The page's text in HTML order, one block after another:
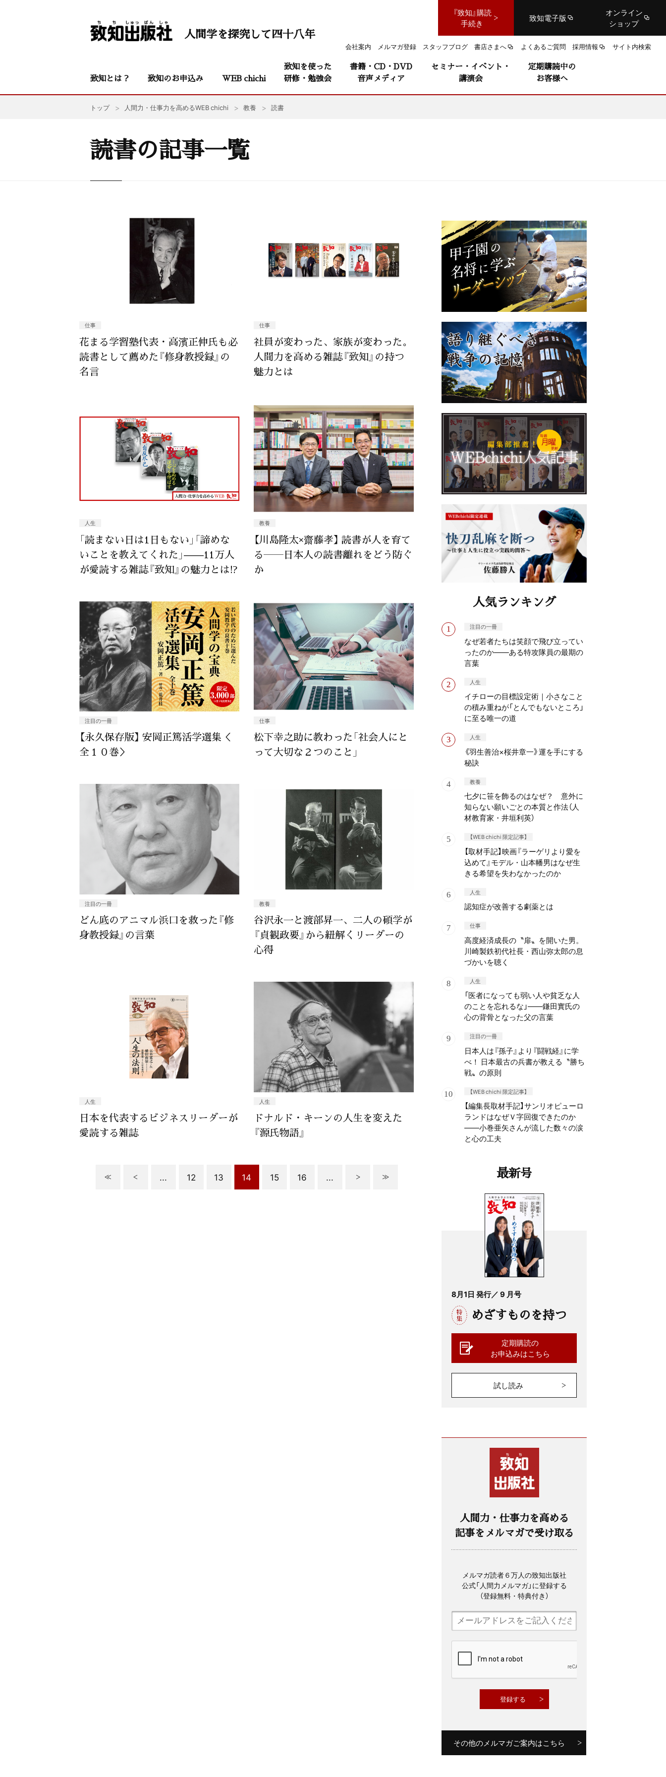
『致知』購読
手続き
致知電子版
オンライン
ショップ
会社案内 メルマガ登録 スタッフブログ 書店さまへ よくあるご質問 採用情報 サイト内検索
人間学を探究して四十八年
致知とは？ 致知のお申込み WEB chichi
致知を使った
研修・勉強会
書籍・CD・DVD
音声メディア
セミナー・イベント・
講演会
定期購読中の
お客様へ
トップ 人間力・仕事力を高めるWEB chichi 教養 読書
読書の記事一覧
仕事
花まる学習塾代表・高濱正伸氏も必
読書として薦めた『修身教授録』の
名言
仕事
社員が変わった、家族が変わった。
人間力を高める雑誌『致知』の持つ
魅力とは
人生
「読まない日は1日もない」「諦めな
いことを教えてくれた」——11万人
が愛読する雑誌『致知』の魅力とは!?
教養
【川島隆太×齋藤孝】 読書が人を育て
る――日本人の読書離れをどう防ぐ
か
注目の一冊
【永久保存版】 安岡正篤活学選集＜
全１０巻＞
仕事
松下幸之助に教わった「社会人にと
って大切な２つのこと」
注目の一冊
どん底のアニマル浜口を救った『修
身教授録』の言葉
教養
谷沢永一と渡部昇一、二人の碩学が
『貞観政要』から紐解くリーダーの
心得
人生
日本を代表するビジネスリーダーが
愛読する雑誌
人生
ドナルド・キーンの人生を変えた
『源氏物語』
... 12 13 14 15 16 ...
人気ランキング
注目の一冊
なぜ若者たちは笑顔で飛び立ってい
ったのか——ある特攻隊員の最期の
言葉
人生
イチローの目標設定術｜小さなこと
の積み重ねが「とんでもないところ」
に至る唯一の道
人生
《羽生善治×桜井章一》運を手にする
秘訣
教養
七夕に笹を飾るのはなぜ？ 意外に
知らない願いごとの本質と作法（人
材教育家・井垣利英）
【WEB chichi 限定記事】
【取材手記】映画『ラーゲリより愛を
込めて』モデル・山本幡男はなぜ生
きる希望を失わなかったのか
人生
認知症が改善する劇薬とは
仕事
高度経済成長の〝扉〟を開いた男。
川崎製鉄初代社長・西山弥太郎の息
づかいを聴く
人生
「医者になっても弱い人や貧乏な人
のことを忘れるな」——鎌田實氏の
心の背骨となった父の言葉
注目の一冊
日本人は『孫子』より『闘戦経』に学
べ！ 日本最古の兵書が教える〝勝ち
戦〟の原則
【WEB chichi 限定記事】
【編集長取材手記】サンリオピューロ
ランドはなぜＶ字回復できたのか
——小巻亜矢さんが流した数々の涙
と心の工夫
最新号
8月1日 発行／ 9 月号
めざすものを持つ
定期購読の
お申込みはこちら
試し読み
人間力・仕事力を高める
記事をメルマガで受け取る
メルマガ読者６万人の致知出版社
公式「人間力メルマガ」に登録する
（登録無料・特典付き）
その他のメルマガご案内はこちら